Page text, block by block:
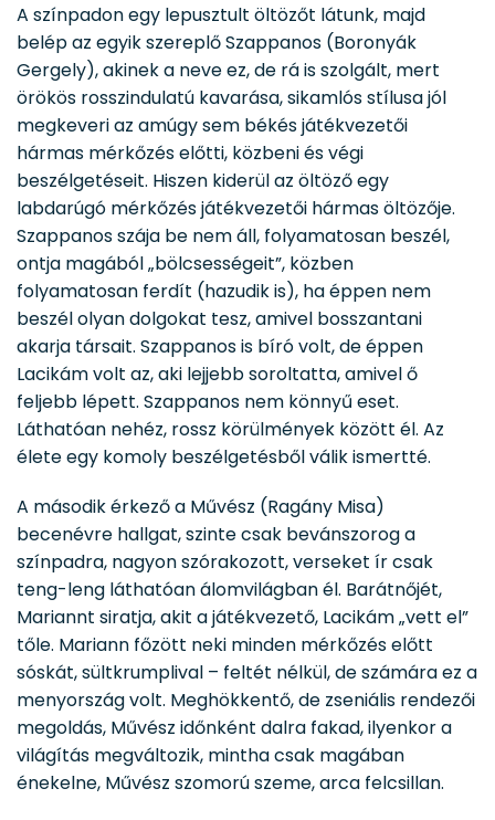
A színpadon egy lepusztult öltözőt látunk, majd
belép az egyik szereplő Szappanos (Boronyák
Gergely), akinek a neve ez, de rá is szolgált, mert
örökös rosszindulatú kavarása, sikamlós stílusa jól
megkeveri az amúgy sem békés játékvezetői
hármas mérkőzés előtti, közbeni és végi
beszélgetéseit. Hiszen kiderül az öltöző egy
labdarúgó mérkőzés játékvezetői hármas öltözője.
Szappanos szája be nem áll, folyamatosan beszél,
ontja magából „bölcsességeit”, közben
folyamatosan ferdít (hazudik is), ha éppen nem
beszél olyan dolgokat tesz, amivel bosszantani
akarja társait. Szappanos is bíró volt, de éppen
Lacikám volt az, aki lejjebb soroltatta, amivel ő
feljebb lépett. Szappanos nem könnyű eset.
Láthatóan nehéz, rossz körülmények között él. Az
élete egy komoly beszélgetésből válik ismertté.
A második érkező a Művész (Ragány Misa)
becenévre hallgat, szinte csak bevánszorog a
színpadra, nagyon szórakozott, verseket ír csak
teng-leng láthatóan álomvilágban él. Barátnőjét,
Mariannt siratja, akit a játékvezető, Lacikám „vett el”
tőle. Mariann főzött neki minden mérkőzés előtt
sóskát, sültkrumplival – feltét nélkül, de számára ez a
menyország volt. Meghökkentő, de zseniális rendezői
megoldás, Művész időnként dalra fakad, ilyenkor a
világítás megváltozik, mintha csak magában
énekelne, Művész szomorú szeme, arca felcsillan.